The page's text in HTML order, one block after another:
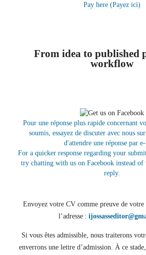
Pay here (Payez ici)
From idea to published
workflow
Pour une réponse plus rapide concernant
soumis, essayez de discuter avec nous
d'attendre une réponse par
For a quicker response regarding your
try chatting with us on Facebook instead
reply.
Envoyez votre CV comme preuve de votre
l’adresse :
Si vous êtes admissible, nous traiterons
enverrons une lettre d’admission. À ce